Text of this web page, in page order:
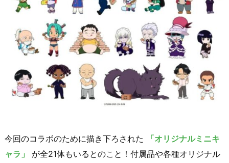
今回のコラボのために描き下ろされた
「オリジナルミニキ
ャラ」
が全21体もいるとのこと！付属品や各種オリジナル